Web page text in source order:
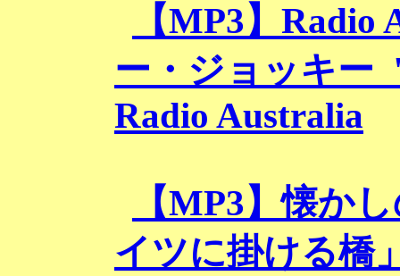
【MP3】
ー・ジョッキー
Radio Australia
【MP3】懐か
イツに掛ける橋